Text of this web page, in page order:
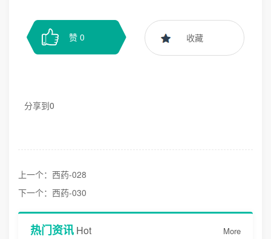
赞 0 收藏
分享到0
上一个：西药-028
下一个：西药-030
热门资讯 Hot More